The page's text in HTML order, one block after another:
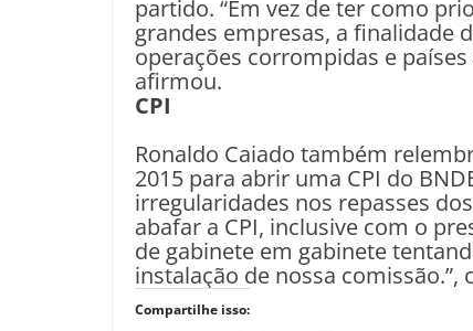
partido. “Em vez de ter como
grandes empresas, a finalidade
operações corrompidas e
afirmou.
CPI
Ronaldo Caiado também
2015 para abrir uma CPI do
irregularidades nos repasses
abafar a CPI, inclusive com o
de gabinete em gabinete
instalação de nossa comissão.”,
Compartilhe isso: